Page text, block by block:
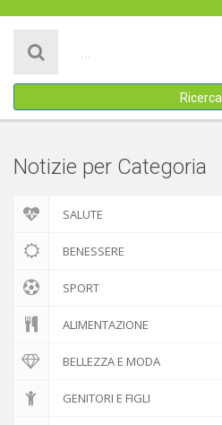
ATTIVITÀ
IL PROGETTO
Ricerca
Notizie per Categoria
SALUTE
BENESSERE
SPORT
ALIMENTAZIONE
BELLEZZA E MODA
GENITORI E FIGLI